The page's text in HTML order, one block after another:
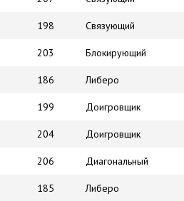
198 Связующий
203 Блокирующий
186 Либеро
199 Доигровщик
204 Доигровщик
206 Диагональный
185 Либеро